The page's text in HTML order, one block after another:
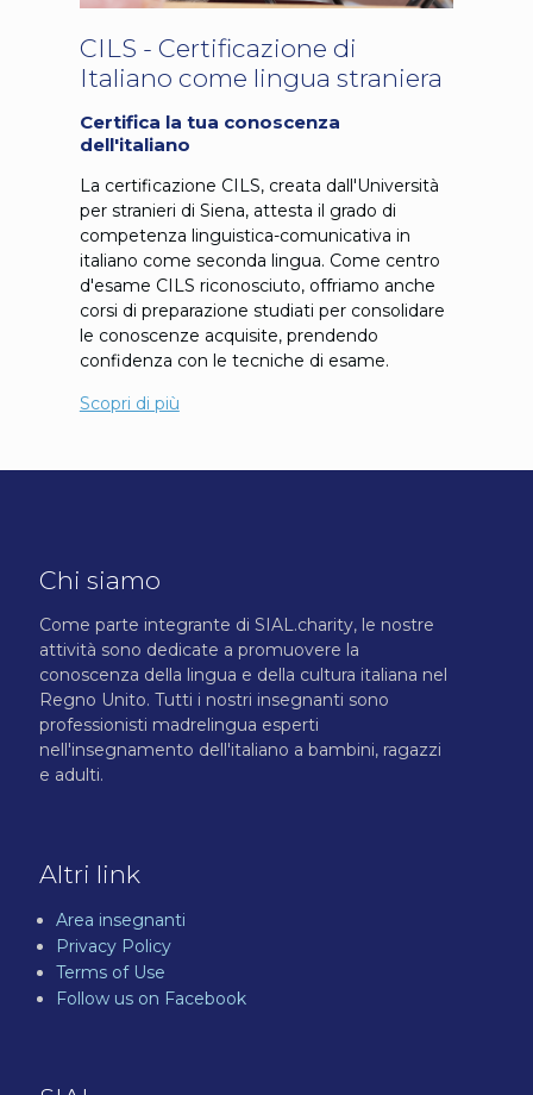
CILS - Certificazione di
Italiano come lingua straniera
Certifica la tua conoscenza
dell'italiano
La certificazione CILS, creata dall'Università
per stranieri di Siena, attesta il grado di
competenza linguistica-comunicativa in
italiano come seconda lingua. Come centro
d'esame CILS riconosciuto, offriamo anche
corsi di preparazione studiati per consolidare
le conoscenze acquisite, prendendo
confidenza con le tecniche di esame.
Scopri di più
Chi siamo
Come parte integrante di SIAL.charity, le nostre
attività sono dedicate a promuovere la
conoscenza della lingua e della cultura italiana nel
Regno Unito. Tutti i nostri insegnanti sono
professionisti madrelingua esperti
nell'insegnamento dell'italiano a bambini, ragazzi
e adulti.
Altri link
Area insegnanti
Privacy Policy
Terms of Use
Follow us on Facebook